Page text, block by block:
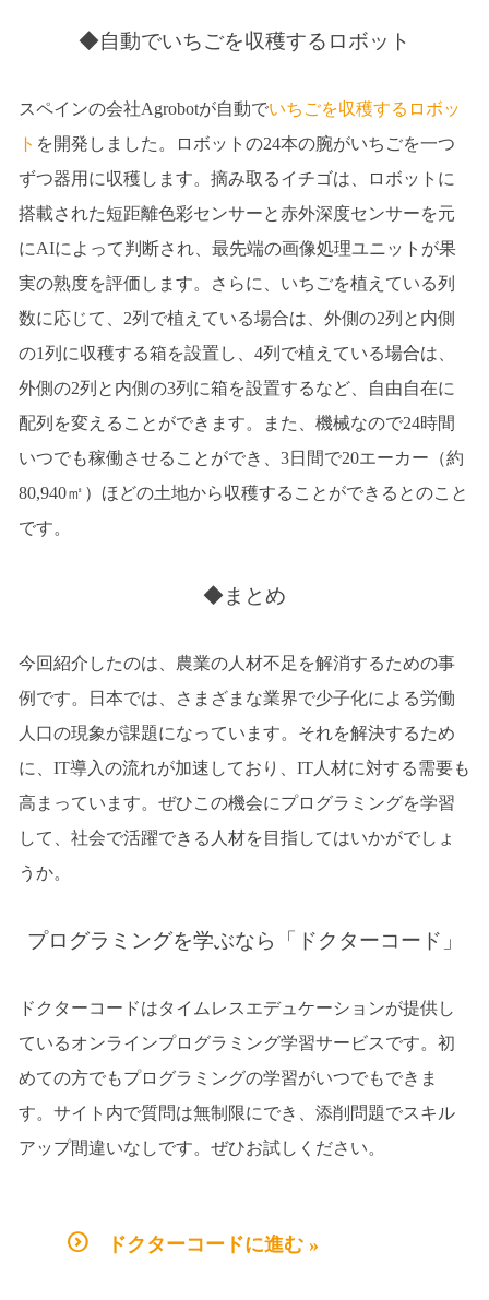
◆自動でいちごを収穫するロボット
スペインの会社Agrobotが自動でいちごを収穫するロボッ
ト を開発しました。ロボットの24本の腕がいちごを一つ
ずつ器用に収穫します。摘み取るイチゴは、ロボットに
搭載された短距離色彩センサーと赤外深度センサーを元
にAIによって判断され、最先端の画像処理ユニットが果
実の熟度を評価します。さらに、いちごを植えている列
数に応じて、2列で植えている場合は、外側の2列と内側
の1列に収穫する箱を設置し、4列で植えている場合は、
外側の2列と内側の3列に箱を設置するなど、自由自在に
配列を変えることができます。また、機械なので24時間
いつでも稼働させることができ、3日間で20エーカー（約
80,940㎡）ほどの土地から収穫することができるとのこと
です。
◆まとめ
今回紹介したのは、農業の人材不足を解消するための事
例です。日本では、さまざまな業界で少子化による労働
人口の現象が課題になっています。それを解決するため
に、IT導入の流れが加速しており、IT人材に対する需要も
高まっています。ぜひこの機会にプログラミングを学習
して、社会で活躍できる人材を目指してはいかがでしょ
うか。
プログラミングを学ぶなら「ドクターコード」
ドクターコードはタイムレスエデュケーションが提供し
ているオンラインプログラミング学習サービスです。初
めての方でもプログラミングの学習がいつでもできま
す。サイト内で質問は無制限にでき、添削問題でスキル
アップ間違いなしです。ぜひお試しください。
ドクターコードに進む »